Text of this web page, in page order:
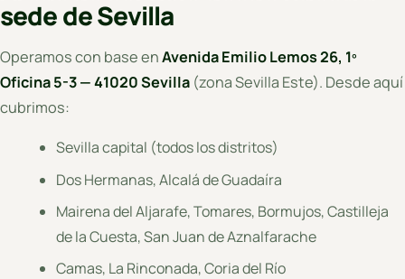
sede de Sevilla
Operamos con base enAvenida Emilio Lemos 26, 1º
Oficina 5-3 — 41020 Sevilla (zona Sevilla Este). Desde aquí
cubrimos:
Sevilla capital (todos los distritos)
Dos Hermanas, Alcalá de Guadaíra
Mairena del Aljarafe, Tomares, Bormujos, Castilleja
de la Cuesta, San Juan de Aznalfarache
Camas, La Rinconada, Coria del Río